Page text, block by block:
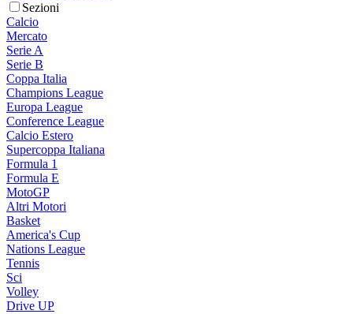
Sezioni
Calcio
Mercato
Serie A
Serie B
Coppa Italia
Champions League
Europa League
Conference League
Calcio Estero
Supercoppa Italiana
Formula 1
Formula E
MotoGP
Altri Motori
Basket
America's Cup
Nations League
Tennis
Sci
Volley
Drive UP